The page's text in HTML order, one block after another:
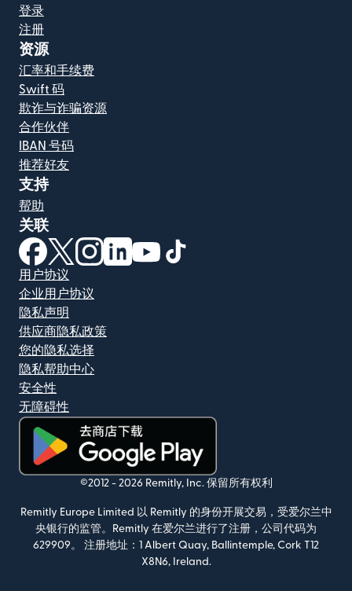
登录
注册
资源
汇率和手续费
Swift 码
欺诈与诈骗资源
合作伙伴
IBAN 号码
推荐好友
支持
帮助
关联
（在新窗口中打开）
（在新窗口中打开）
（在新窗口中打开）
（在新窗口中打开）
（在新窗口中打开）
用户协议
企业用户协议
隐私声明
供应商隐私政策
您的隐私选择
隐私帮助中心
安全性
无障碍性
（在新窗口中打开）
©2012 - 2026 Remitly, Inc. 保留所有权利
Remitly Europe Limited 以 Remitly 的身份开展交易，受爱尔兰中
央银行的监管。Remitly 在爱尔兰进行了注册，公司代码为
629909。 注册地址：1 Albert Quay, Ballintemple, Cork T12
X8N6, Ireland.